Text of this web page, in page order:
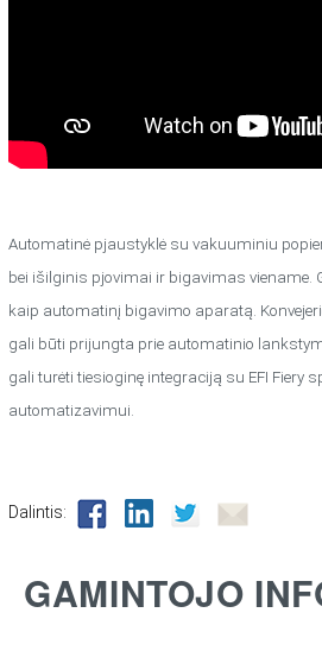
Automatinė pjaustyklė su vakuuminiu
bei išilginis pjovimai ir bigavimas viename.
kaip automatinį bigavimo aparatą.
gali būti prijungta prie automatinio
gali turėti tiesioginę integraciją su EFI Fiery
automatizavimui.
Dalintis:
GAMINTOJO